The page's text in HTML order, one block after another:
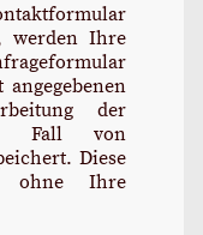
werden Ihre
der
Fall von
Diese
ohne Ihre